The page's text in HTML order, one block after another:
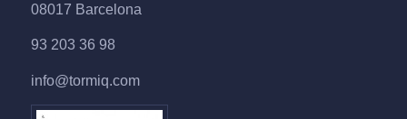
08017 Barcelona
93 203 36 98
info@tormiq.com